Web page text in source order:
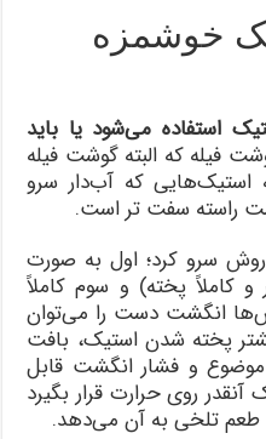
خوشمزه
استفاده می‌شود یا باید
فیله که البته گوشت فیله
استیک‌هایی که آب‌دار سرو
راسته سفت تر است.
سرو کرد؛ اول به صورت
کاملاً پخته) و سوم کاملاً
انگشت دست را می‌توان
پخته شدن استیک، بافت
و فشار انگشت قابل
روی حرارت قرار بگیرد
طعم تلخی به آن می‌دهد.